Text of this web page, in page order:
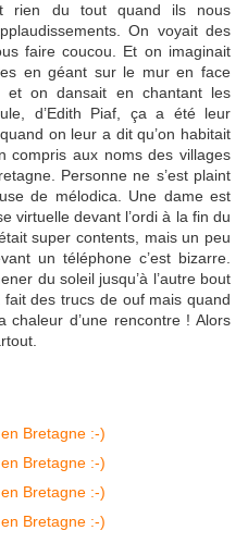
rien du tout quand ils nous
On voyait des
faire coucou. Et on imaginait
en géant sur le mur en face
et on dansait en chantant les
d’Edith Piaf, ça a été leur
on leur a dit qu’on habitait
compris aux noms des villages
Personne ne s’est plaint
de mélodica. Une dame est
virtuelle devant l’ordi à la fin du
super contents, mais un peu
un téléphone c’est bizarre.
du soleil jusqu’à l’autre bout
des trucs de ouf mais quand
d’une rencontre ! Alors